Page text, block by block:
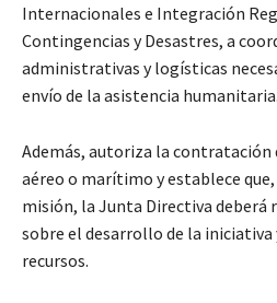
Internacionales e Integración
Contingencias y Desastres, a
administrativas y logísticas
envío de la asistencia humanitaria.
Además, autoriza la contratación
aéreo o marítimo y establece
misión, la Junta Directiva deberá
sobre el desarrollo de la iniciativa
recursos.